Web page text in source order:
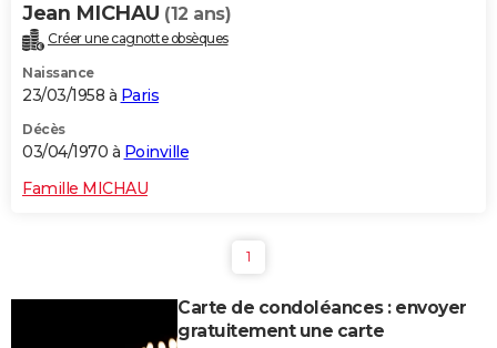
Jean MICHAU (12 ans)
Créer une cagnotte obsèques
Naissance
23/03/1958 à Paris
Décès
03/04/1970 à Poinville
Famille MICHAU
1
Carte de condoléances : envoyer
gratuitement une carte